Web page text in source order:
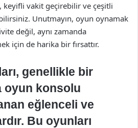
keyifli vakit geçirebilir ve çeşitli
Unutmayın, oyun oynamak
değil, aynı zamanda
için de harika bir fırsattır.
genellikle bir
oyun konsolu
eğlenceli ve
Bu oyunları